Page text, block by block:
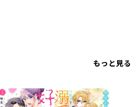
もっと見る